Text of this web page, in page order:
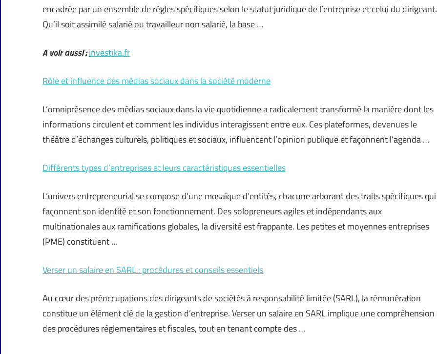
encadrée par un ensemble de règles spécifiques selon le statut juridique de l’entreprise et celui du dirigeant.
Qu’il soit assimilé salarié ou travailleur non salarié, la base …
A voir aussi :investika.fr
Rôle et influence des médias sociaux dans la société moderne
L’omniprésence des médias sociaux dans la vie quotidienne a radicalement transformé la manière dont les
informations circulent et comment les individus interagissent entre eux. Ces plateformes, devenues le
théâtre d’échanges culturels, politiques et sociaux, influencent l’opinion publique et façonnent l’agenda …
Différents types d’entreprises et leurs caractéristiques essentielles
L’univers entrepreneurial se compose d’une mosaïque d’entités, chacune arborant des traits spécifiques qui
façonnent son identité et son fonctionnement. Des solopreneurs agiles et indépendants aux
multinationales aux ramifications globales, la diversité est frappante. Les petites et moyennes entreprises
(PME) constituent …
Verser un salaire en SARL : procédures et conseils essentiels
Au cœur des préoccupations des dirigeants de sociétés à responsabilité limitée (SARL), la rémunération
constitue un élément clé de la gestion d’entreprise. Verser un salaire en SARL implique une compréhension
des procédures réglementaires et fiscales, tout en tenant compte des …